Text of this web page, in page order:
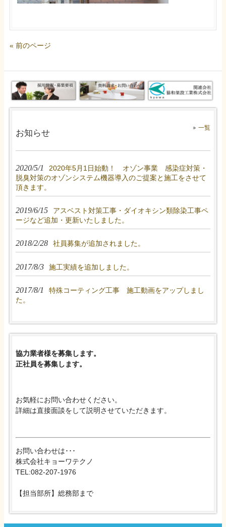
« 前のページ
お知らせ
一覧
2020/5/1
2020年5月1日始動！ オゾン事業 感染症対策・
脱臭対策のオゾンシステム機器導入のご提案と施工をさせて
頂きます。
2019/6/15
アスベスト対策工事・ダイオキシン類除染工事ペ
ージなど追加・更新いたしました。
2018/2/28 社員募集が追加されました。
2017/8/3 施工実績を追加しました。
2017/8/1
特殊コーティング工事 施工動画をアップしまし
た。
協力業者様を募集します。
正社員を募集します。
お気軽にお問い合わせください。
詳細は直接面談をして説明させていただきます。
お問い合わせは･･･
株式会社キョーワテクノ
TEL:082-207-1976
【担当部所】総務部まで